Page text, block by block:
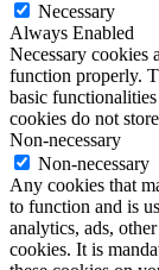
Necessary
Always Enabled
Necessary cookies
function properly.
basic
cookies do not
Non-necessary
Non-necessary
Any cookies that
to function and is
analytics, ads,
cookies. It is